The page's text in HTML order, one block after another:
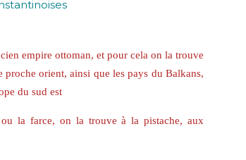
empire ottoman, et pour cela on la trouve
orient, ainsi que les pays du Balkans,
du sud est
la farce, on la trouve à la pistache, aux